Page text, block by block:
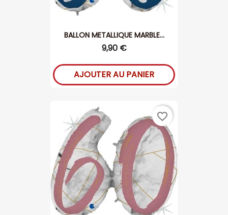
BALLON METALLIQUE MARBLE...
9,90 €
AJOUTER AU PANIER
favorite_border